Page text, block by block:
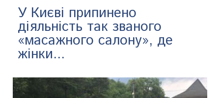
У Києві припинено
діяльність так званого
«масажного салону», де
жінки...